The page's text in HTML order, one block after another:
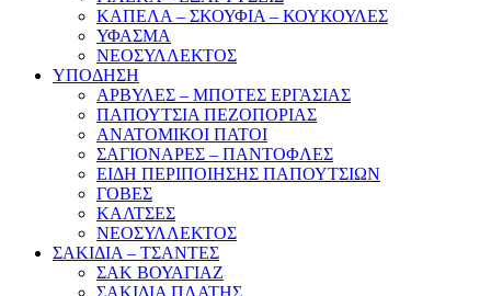
ΚΑΠΕΛΑ – ΣΚΟΥΦΙΑ – ΚΟΥΚΟΥΛΕΣ
ΥΦΑΣΜΑ
ΝΕΟΣΥΛΛΕΚΤΟΣ
ΥΠΟΔΗΣΗ
ΑΡΒΥΛΕΣ – ΜΠΟΤΕΣ ΕΡΓΑΣΙΑΣ
ΠΑΠΟΥΤΣΙΑ ΠΕΖΟΠΟΡΙΑΣ
ΑΝΑΤΟΜΙΚΟΙ ΠΑΤΟΙ
ΣΑΓΙΟΝΑΡΕΣ – ΠΑΝΤΟΦΛΕΣ
ΕΙΔΗ ΠΕΡΙΠΟΙΗΣΗΣ ΠΑΠΟΥΤΣΙΩΝ
ΓΟΒΕΣ
ΚΑΛΤΣΕΣ
ΝΕΟΣΥΛΛΕΚΤΟΣ
ΣΑΚΙΔΙΑ – ΤΣΑΝΤΕΣ
ΣΑΚ ΒΟΥΑΓΙΑΖ